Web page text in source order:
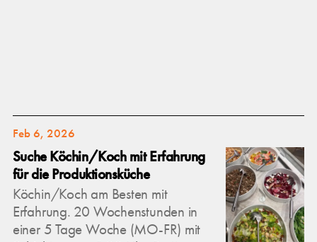
Feb 6, 2026
Suche Köchin/Koch mit Erfahrung
für die Produktionsküche
Köchin/Koch am Besten mit
Erfahrung. 20 Wochenstunden in
einer 5 Tage Woche (MO-FR) mit